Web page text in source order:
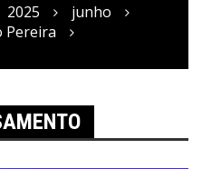
2025
junho
Pereira